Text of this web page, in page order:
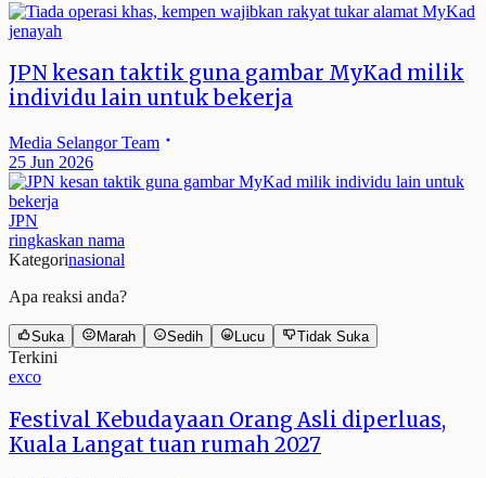
jenayah
JPN kesan taktik guna gambar MyKad milik
individu lain untuk bekerja
Media Selangor Team
25 Jun 2026
JPN
ringkaskan nama
Kategorinasional
Apa reaksi anda?
Suka Marah Sedih Lucu Tidak Suka
Terkini
exco
Festival Kebudayaan Orang Asli diperluas,
Kuala Langat tuan rumah 2027